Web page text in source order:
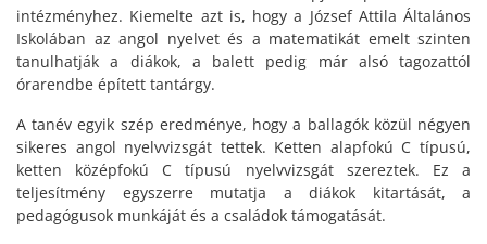
intézményhez. Kiemelte azt is, hogy a József Attila Általános
Iskolában az angol nyelvet és a matematikát emelt szinten
tanulhatják a diákok, a balett pedig már alsó tagozattól
órarendbe épített tantárgy.
A tanév egyik szép eredménye, hogy a ballagók közül négyen
sikeres angol nyelvvizsgát tettek. Ketten alapfokú C típusú,
ketten középfokú C típusú nyelvvizsgát szereztek. Ez a
teljesítmény egyszerre mutatja a diákok kitartását, a
pedagógusok munkáját és a családok támogatását.